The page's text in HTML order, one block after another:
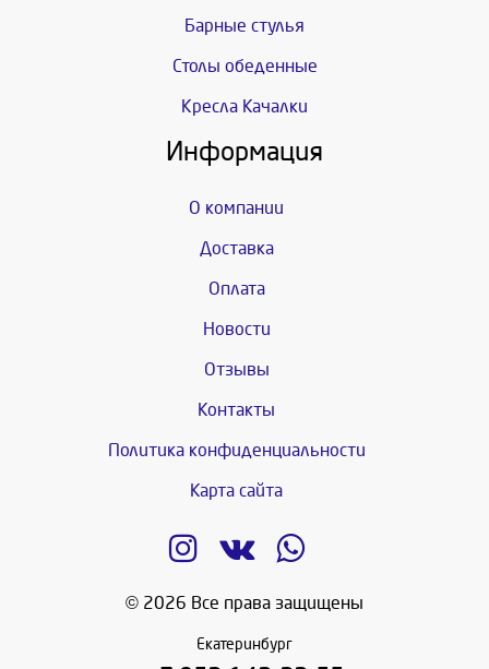
Барные стулья
Столы обеденные
Кресла Качалки
Информация
О компании
Доставка
Оплата
Новости
Отзывы
Контакты
Политика конфиденциальности
Карта сайта
© 2026 Все права защищены
Екатеринбург